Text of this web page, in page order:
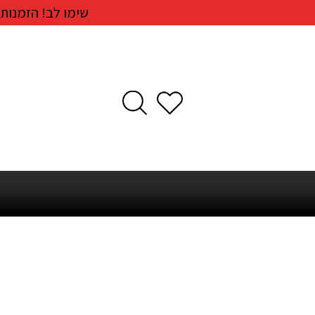
שימו לב! הזמנות חדשות ישלחו בתאריך